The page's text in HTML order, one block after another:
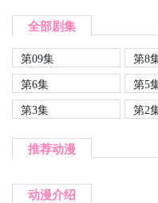
全部剧集
第09集 第8
第6集
第5
第3集
第2
推荐动漫
动漫介绍